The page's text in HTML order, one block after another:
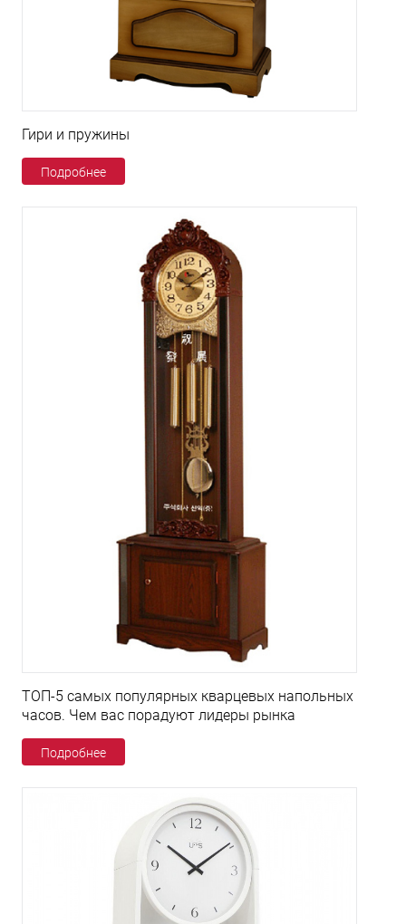
Гири и пружины
Подробнее
ТОП-5 самых популярных кварцевых напольных
часов. Чем вас порадуют лидеры рынка
Подробнее